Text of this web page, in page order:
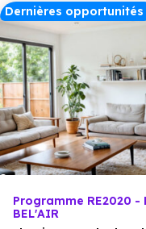
Dernières opportunités
Programme RE2020 -
BEL'AIR